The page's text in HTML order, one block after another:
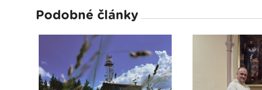
Podobné články